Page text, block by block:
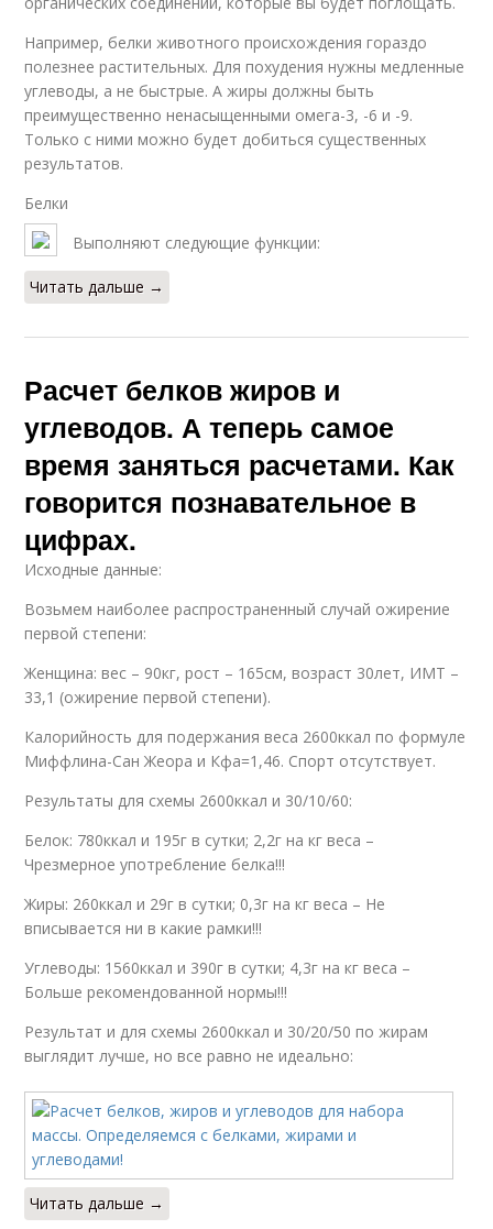
Например, белки животного происхождения гораздо
полезнее растительных. Для похудения нужны медленные
углеводы, а не быстрые. А жиры должны быть
преимущественно ненасыщенными омега-3, -6 и -9.
Только с ними можно будет добиться существенных
результатов.
Белки
Выполняют следующие функции:
Читать дальше →
Расчет белков жиров и
углеводов. А теперь самое
время заняться расчетами. Как
говорится познавательное в
цифрах.
Исходные данные:
Возьмем наиболее распространенный случай ожирение
первой степени:
Женщина: вес – 90кг, рост – 165см, возраст 30лет, ИМТ –
33,1 (ожирение первой степени).
Калорийность для подержания веса 2600ккал по формуле
Миффлина-Сан Жеора и Кфа=1,46. Спорт отсутствует.
Результаты для схемы 2600ккал и 30/10/60:
Белок: 780ккал и 195г в сутки; 2,2г на кг веса –
Чрезмерное употребление белка!!!
Жиры: 260ккал и 29г в сутки; 0,3г на кг веса – Не
вписывается ни в какие рамки!!!
Углеводы: 1560ккал и 390г в сутки; 4,3г на кг веса –
Больше рекомендованной нормы!!!
Результат и для схемы 2600ккал и 30/20/50 по жирам
выглядит лучше, но все равно не идеально:
Читать дальше →